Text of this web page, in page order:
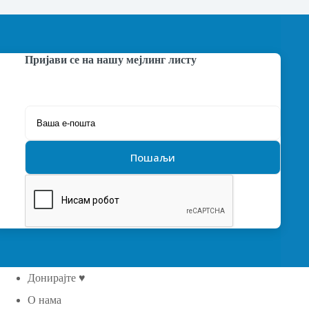
Пријави се на нашу мејлинг листу
Донирајте ♥
О нама